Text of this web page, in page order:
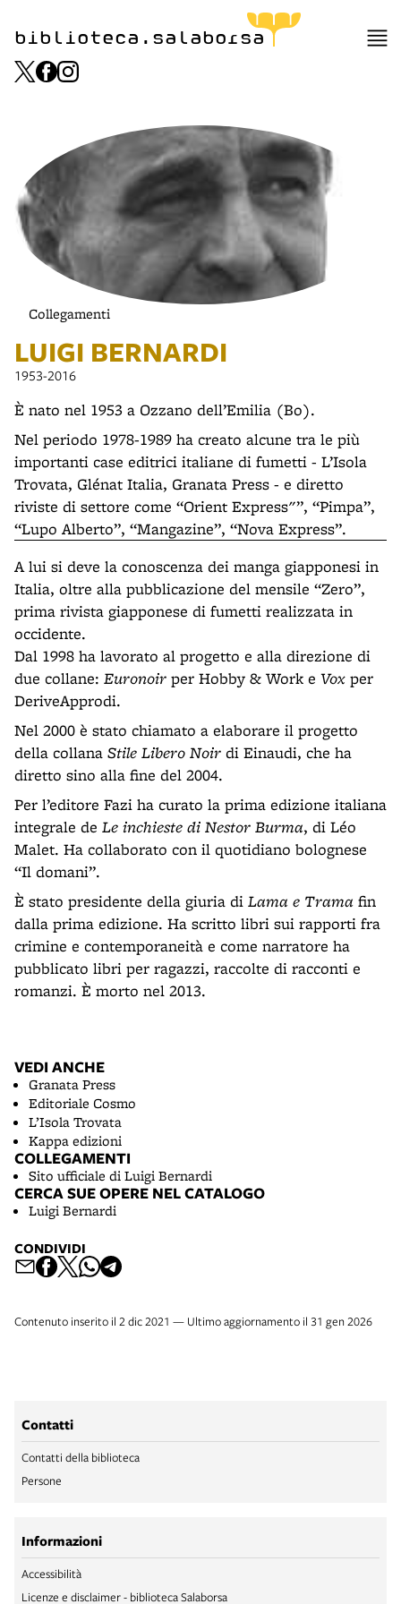
biblioteca.salaborsa
Collegamenti
LUIGI BERNARDI
1953-2016
È nato nel 1953 a Ozzano dell’Emilia (Bo).
Nel periodo 1978-1989 ha creato alcune tra le più
importanti case editrici italiane di fumetti - L’Isola
Trovata, Glénat Italia, Granata Press - e diretto
riviste di settore come “Orient Express"”, “Pimpa”,
“Lupo Alberto”, “Mangazine”, “Nova Express”.
A lui si deve la conoscenza dei manga giapponesi in
Italia, oltre alla pubblicazione del mensile “Zero”,
prima rivista giapponese di fumetti realizzata in
occidente.
Dal 1998 ha lavorato al progetto e alla direzione di
due collane: Euronoir per Hobby & Work e Vox per
DeriveApprodi.
Nel 2000 è stato chiamato a elaborare il progetto
della collana Stile Libero Noir di Einaudi, che ha
diretto sino alla fine del 2004.
Per l’editore Fazi ha curato la prima edizione italiana
integrale de Le inchieste di Nestor Burma, di Léo
Malet. Ha collaborato con il quotidiano bolognese
“Il domani”.
È stato presidente della giuria di Lama e Trama fin
dalla prima edizione. Ha scritto libri sui rapporti fra
crimine e contemporaneità e come narratore ha
pubblicato libri per ragazzi, raccolte di racconti e
romanzi. È morto nel 2013.
VEDI ANCHE
Granata Press
Editoriale Cosmo
L’Isola Trovata
Kappa edizioni
COLLEGAMENTI
Sito ufficiale di Luigi Bernardi
CERCA SUE OPERE NEL CATALOGO
Luigi Bernardi
CONDIVIDI
Contenuto inserito il 2 dic 2021 — Ultimo aggiornamento il 31 gen 2026
Contatti
Contatti della biblioteca
Persone
Informazioni
Accessibilità
Licenze e disclaimer - biblioteca Salaborsa